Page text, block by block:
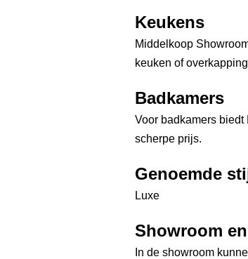
Keukens
Middelkoop
keuken of
Badkamers
Voor badkamers
scherpe prijs.
Genoemde
Luxe
Showroom
In de showroom